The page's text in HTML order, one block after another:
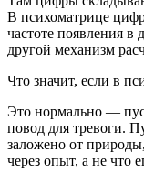
В психоматрице
частоте появления
другой механизм
Что значит, если в
Это нормально —
повод для тревоги.
заложено от
через опыт, а не что